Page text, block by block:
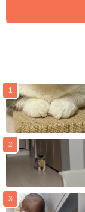
1
2
3